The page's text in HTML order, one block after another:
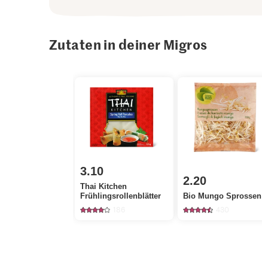
Zutaten in deiner Migros
3.10
Thai Kitchen
Frühlingsrollenblätter
2.20
Bio Mungo Sprossen